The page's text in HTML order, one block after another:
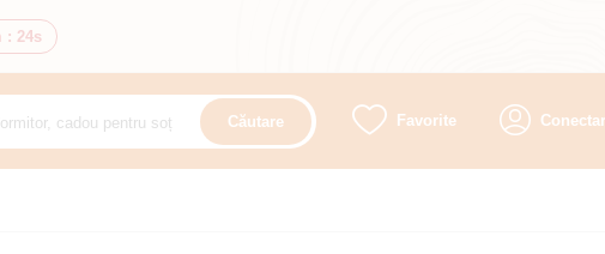
: 23s
Căutare Favorite